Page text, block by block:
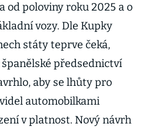
od poloviny roku 2025 a o
vozy. Dle Kupky
státy teprve čeká,
předsednictví
aby se lhůty pro
automobilkami
v platnost. Nový návrh